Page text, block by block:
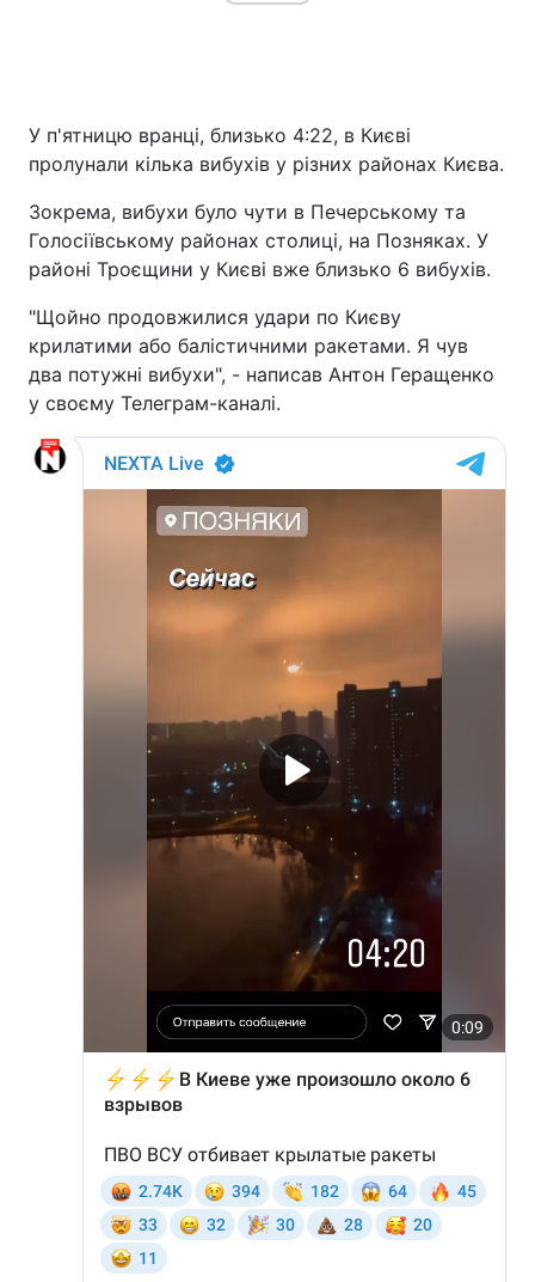
У п'ятницю вранці, близько 4:22, в Києві
пролунали кілька вибухів у різних районах Києва.
Зокрема, вибухи було чути в Печерському та
Голосіївському районах столиці, на Позняках. У
районі Троєщини у Києві вже близько 6 вибухів.
"Щойно продовжилися удари по Києву
крилатими або балістичними ракетами. Я чув
два потужні вибухи", - написав Антон Геращенко
у своєму Телеграм-каналі.